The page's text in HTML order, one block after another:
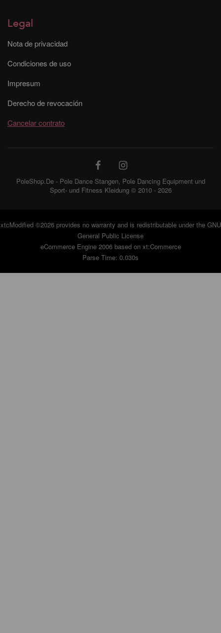
Legal
Nota de privacidad
Condiciones de uso
Impresum
Derecho de revocación
Cancelar contrato
PoleShop.De - Pole Dance Stangen, Pole Dancing Equipment und
Sport- und Fitness Kleidung © 2010 - 2026
xtcModified©2026 provides no warranty and is redistributable under the GNU
General Public License
eCommerce Engine 2006 based on xt:Commerce
Parse Time: 0.030s